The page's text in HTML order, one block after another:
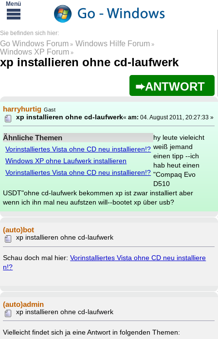
Go Windows Forum » Windows Hilfe Forum »
Windows XP Forum »
xp installieren ohne cd-laufwerk
ANTWORT
harryhurtig Gast
xp installieren ohne cd-laufwerk«am: 04. August 2011, 20:27:33 »
Ähnliche Themen
Vorinstalliertes Vista ohne CD neu installieren!?
Windows XP ohne Laufwerk installieren
Vorinstalliertes Vista ohne CD neu installieren!?
hy leute vieleicht
weiß jemand
einen tipp --ich
hab heut einen
"Compaq Evo
D510
USDT"ohne cd-laufwerk bekommen xp ist zwar installiert aber
wenn ich ihn mal neu aufstzen will--bootet xp über usb?
(auto)bot
xp installieren ohne cd-laufwerk
Schau doch mal hier:Vorinstalliertes Vista ohne CD neu installiere
n!?
(auto)admin
xp installieren ohne cd-laufwerk
Vielleicht findet sich ja eine Antwort in folgenden Themen: